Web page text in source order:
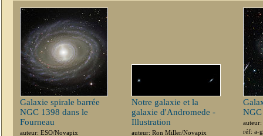
Galaxie spirale barrée
NGC 1398 dans le
Fourneau
auteur: ESO/Novapix
Notre galaxie et la
galaxie d'Andromede -
Illustration
auteur: Ron Miller/Novapix
réf: a-